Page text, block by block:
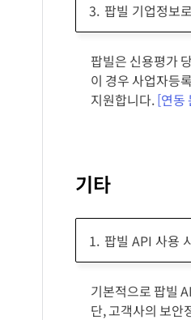
팝빌 기업정보
팝빌은 신용평가
이 경우 사업자등
지원합니다.[연동
기타
팝빌 API 사용
기본적으로 팝빌
단, 고객사의 보안